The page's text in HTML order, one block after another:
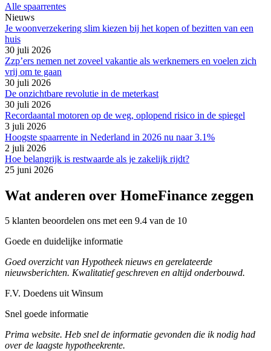
Alle spaarrentes
Nieuws
Je woonverzekering slim kiezen bij het kopen of bezitten van een
huis
30 juli 2026
Zzp’ers nemen net zoveel vakantie als werknemers en voelen zich
vrij om te gaan
30 juli 2026
De onzichtbare revolutie in de meterkast
30 juli 2026
Recordaantal motoren op de weg, oplopend risico in de spiegel
3 juli 2026
Hoogste spaarrente in Nederland in 2026 nu naar 3.1%
2 juli 2026
Hoe belangrijk is restwaarde als je zakelijk rijdt?
25 juni 2026
Wat anderen over HomeFinance zeggen
5 klanten beoordelen ons met een 9.4 van de 10
Goede en duidelijke informatie
Goed overzicht van Hypotheek nieuws en gerelateerde
nieuwsberichten. Kwalitatief geschreven en altijd onderbouwd.
F.V. Doedens uit Winsum
Snel goede informatie
Prima website. Heb snel de informatie gevonden die ik nodig had
over de laagste hypotheekrente.